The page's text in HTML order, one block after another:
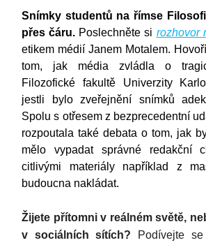
Snímky studentů na římse
přes čáru. Poslechněte si rozhovor
etikem médií Janem Motalem.
tom, jak média zvládla o
Filozofické fakultě Univerzity
jestli bylo zveřejnění snímků
Spolu s otřesem z bezprecedentní
rozpoutala také debata o tom, jak
mělo vypadat správné redakční
citlivými materiály například z
budoucna nakládat.
Žijete přítomni v reálném světě,
v sociálních sítích?
Podívejte